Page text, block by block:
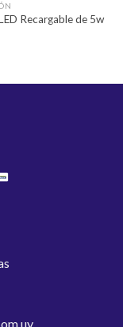
Recargable de 5w